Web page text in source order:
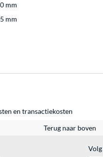
mm
mm
en transactiekosten
Terug naar boven